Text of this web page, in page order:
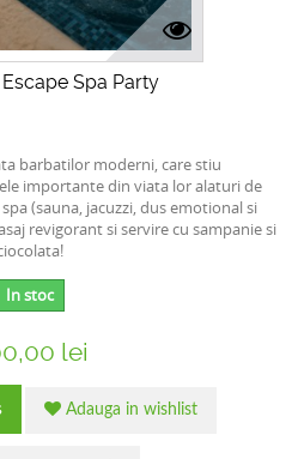
Spa Party
barbatilor moderni, care stiu
importante din viata lor alaturi de
(sauna, jacuzzi, dus emotional si
revigorant si servire cu sampanie si
In stoc
lei
Adauga in wishlist